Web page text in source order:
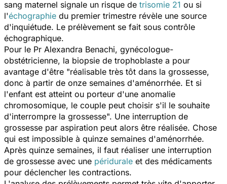
sang maternel signale un risque de trisomie 21 ou si
l'échographie du premier trimestre révèle une source
d'inquiétude. Le prélèvement se fait sous contrôle
échographique.
Pour le Pr Alexandra Benachi, gynécologue-
obstétricienne, la biopsie de trophoblaste a pour
avantage d'être "réalisable très tôt dans la grossesse,
donc à partir de onze semaines d'aménorrhée. Et si
l'enfant est atteint ou porteur d'une anomalie
chromosomique, le couple peut choisir s'il le souhaite
d'interrompre la grossesse". Une interruption de
grossesse par aspiration peut alors être réalisée. Chose
qui est impossible à quinze semaines d'aménorrhée.
Après quinze semaines, il faut réaliser une interruption
de grossesse avec une péridurale et des médicaments
pour déclencher les contractions.